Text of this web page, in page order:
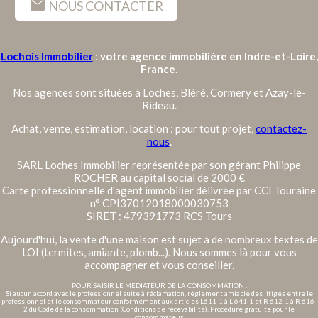
mail NOUS CONTACTER
Lochois Immobilier: votre agence immobilière en Indre-et-Loire,
France.
Nos agences sont situées à Loches, Bléré, Cormery et Azay-le-
Rideau.
Achat, vente, estimation, location : pour tout projet,contactez-
nous.
SARL Loches Immobilier représentée par son gérant Philippe
ROCHER au capital social de 2000 €
Carte professionnelle d'agent immobilier délivrée par CCI Touraine
n° CPI37012018000030753
SIRET : 479391773 RCS Tours
Aujourd'hui, la vente d'une maison est sujet à de nombreux textes de
LOI (termites, amiante, plomb...). Nous sommes là pour vous
accompagner et vous conseiller.
POUR SAISIR LE MEDIATEUR DE LA CONSOMMATION :
Si aucun accord avec le professionnel suite à réclamation, règlement amiable des litiges entre le
professionnel et le consommateur conformément aux articles L611-1 à L 641-1 et R 612-1 à R 616-
2 du Code de la consommation (Conditions de recevabilité). Procédure gratuite pour le